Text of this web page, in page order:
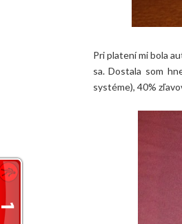
Pri platení mi bola
sa. Dostala som
systéme), 40%